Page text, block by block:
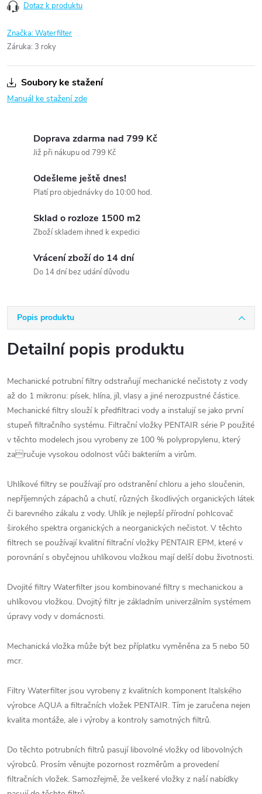
Dotaz k produktu
Značka:Waterfilter
Záruka: 3 roky
Soubory ke stažení
Manuál ke stažení zde
Doprava zdarma nad 799 Kč
Již při nákupu od 799 Kč
Odešleme ještě dnes!
Platí pro objednávky do 10:00 hod.
Sklad o rozloze 1500 m2
Zboží skladem ihned k expedici
Vrácení zboží do 14 dní
Do 14 dní bez udání důvodu
Popis produktu
Detailní popis produktu
Mechanické potrubní filtry odstraňují mechanické nečistoty z vody
až do 1 mikronu: písek, hlína, jíl, vlasy a jiné nerozpustné částice.
Mechanické filtry slouží k předfiltraci vody a instalují se jako první
stupeň filtračního systému. Filtrační vložky PENTAIR série P použité
v těchto modelech jsou vyrobeny ze 100 % polypropylenu, který
zaručuje vysokou odolnost vůči bakteriím a virům.
Uhlíkové filtry se používají pro odstranění chloru a jeho sloučenin,
nepříjemných zápachů a chutí, různých škodlivých organických látek
či barevného zákalu z vody. Uhlík je nejlepší přírodní pohlcovač
širokého spektra organických a neorganických nečistot. V těchto
filtrech se používají kvalitní filtrační vložky PENTAIR EPM, které v
porovnání s obyčejnou uhlíkovou vložkou mají delší dobu životnosti.
Dvojité filtry Waterfilter jsou kombinované filtry s mechanickou a
uhlíkovou vložkou. Dvojitý filtr je základním univerzálním systémem
úpravy vody v domácnosti.
Mechanická vložka může být bez příplatku vyměněna za 5 nebo 50
mcr.
Filtry Waterfilter jsou vyrobeny z kvalitních komponent Italského
výrobce AQUA a filtračních vložek PENTAIR. Tím je zaručena nejen
kvalita montáže, ale i výroby a kontroly samotných filtrů.
Do těchto potrubních filtrů pasují libovolné vložky od libovolných
výrobců. Prosím věnujte pozornost rozměrům a provedení
filtračních vložek. Samozřejmě, že veškeré vložky z naší nabídky